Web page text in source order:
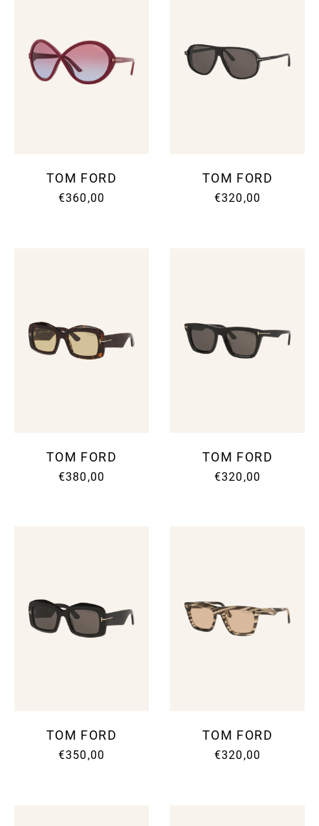
TOM FORD
€360,00
TOM FORD
€320,00
TOM FORD
€380,00
TOM FORD
€320,00
TOM FORD
€350,00
TOM FORD
€320,00